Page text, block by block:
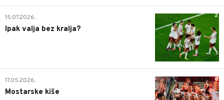
2
15.07.2026.
Ipak valja bez kralja?
0
17.05.2026.
Mostarske kiše